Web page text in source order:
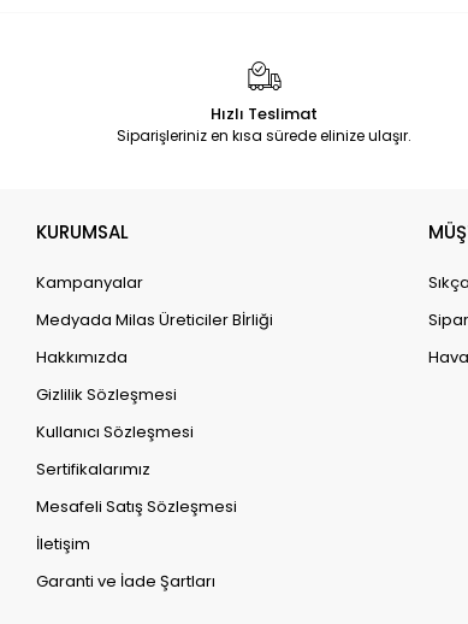
Hızlı Teslimat
Siparişleriniz en kısa sürede elinize ulaşır.
KURUMSAL
Kampanyalar
Medyada Milas Üreticiler Bİrliği
Hakkımızda
Gizlilik Sözleşmesi
Kullanıcı Sözleşmesi
Sertifikalarımız
Mesafeli Satış Sözleşmesi
İletişim
Garanti ve İade Şartları